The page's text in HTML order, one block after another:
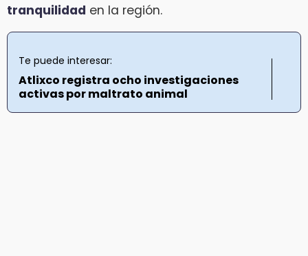
tranquilidad en la región.
Te puede interesar:
Atlixco registra ocho investigaciones
activas por maltrato animal